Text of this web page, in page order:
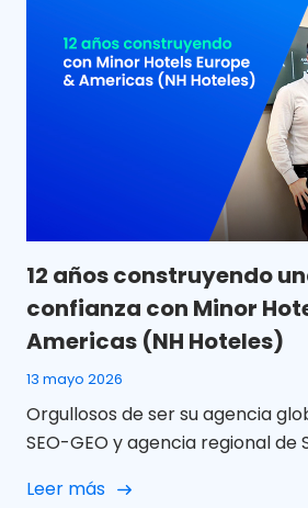
12 años construyendo
confianza con Minor
Americas (NH Hoteles)
13 mayo 2026
Orgullosos de ser su agencia
SEO-GEO y agencia regional de
Minor Hotels Europe & Americas
Leer más